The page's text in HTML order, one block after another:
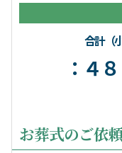
合計（
：４
お葬式のご依